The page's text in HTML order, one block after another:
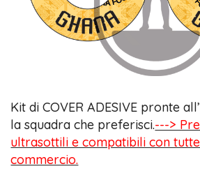
Kit di COVER ADESIVE pronte
la squadra che preferisci.--->
ultrasottili e compatibili con
commercio.